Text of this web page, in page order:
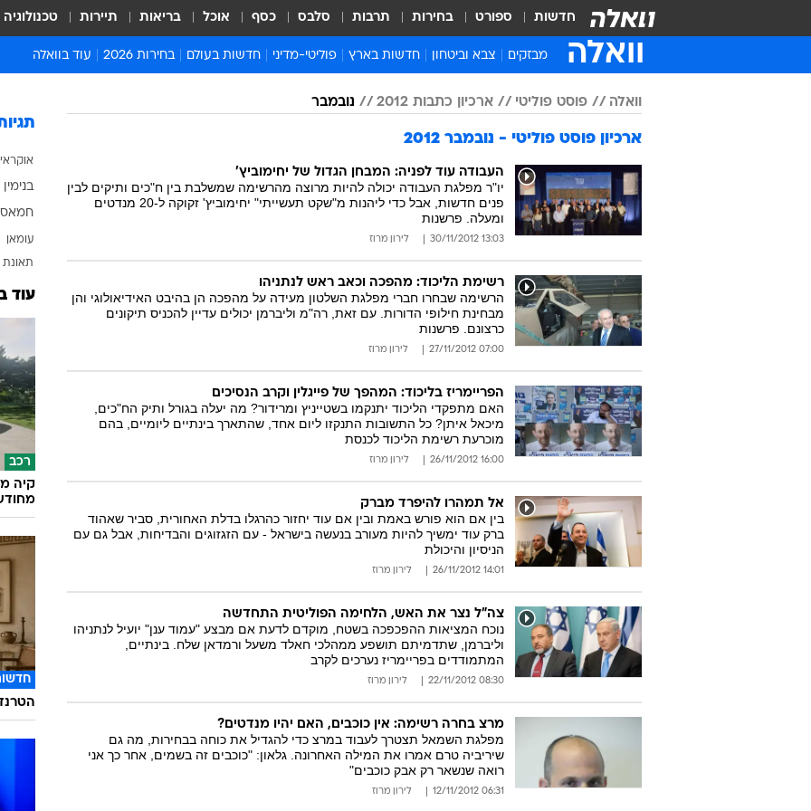
חדשות ספורט בחירות תרבות סלבס כסף אוכל בריאות תיירות טכנולוגיה
וואלה מבזקים צבא וביטחון חדשות בארץ
חדשות פלילים ומשפט
חינוך
ישראלים בחו"ל
בריאות
פוליטי-מדיני
יחסי חוץ
חדשות בעולם
אירופה
אסיה והפסיפיק
אפריקה
בחירות 2026 עוד בוואלה
סרי ושלזינגר
מדע וסביבה
לוח חופשות וחגים
חדשות יהדות
חדשות המשפט
המייל האדום
וואלה פוסט פוליטי ארכיון כתבות 2012 נובמבר
ארכיון פוסט פוליטי - נובמבר 2012
העבודה עוד לפניה: המבחן הגדול של יחימוביץ'
יו"ר מפלגת העבודה יכולה להיות מרוצה מהרשימה שמשלבת בין ח"כים ותיקים לבין
פנים חדשות, אבל כדי ליהנות מ"שקט תעשייתי" יחימוביץ' זקוקה ל-20 מנדטים
ומעלה. פרשנות
13:03 30/11/2012 לירון מרוז
רשימת הליכוד: מהפכה וכאב ראש לנתניהו
הרשימה שבחרו חברי מפלגת השלטון מעידה על מהפכה הן בהיבט האידיאולוגי והן
מבחינת חילופי הדורות. עם זאת, רה"מ וליברמן יכולים עדיין להכניס תיקונים
כרצונם. פרשנות
07:00 27/11/2012 לירון מרוז
הפריימריז בליכוד: המהפך של פייגלין וקרב הנסיכים
האם מתפקדי הליכוד יתנקמו בשטייניץ ומרידור? מה יעלה בגורל ותיק הח"כים,
מיכאל איתן? כל התשובות התנקזו ליום אחד, שהתארך בינתיים ליומיים, בהם
מוכרעת רשימת הליכוד לכנסת
16:00 26/11/2012 לירון מרוז
אל תמהרו להיפרד מברק
בין אם הוא פורש באמת ובין אם עוד יחזור כהרגלו בדלת האחורית, סביר שאהוד
ברק עוד ימשיך להיות מעורב בנעשה בישראל - עם הזגזוגים והבדיחות, אבל גם עם
הניסיון והיכולת
14:01 26/11/2012 לירון מרוז
צה"ל נצר את האש, הלחימה הפוליטית התחדשה
נוכח המציאות ההפכפכה בשטח, מוקדם לדעת אם מבצע "עמוד ענן" יועיל לנתניהו
וליברמן, שתדמיתם תושפע ממהלכי חאלד משעל ורמדאן שלח. בינתיים,
המתמודדים בפריימריז נערכים לקרב
08:30 22/11/2012 לירון מרוז
מרצ בחרה רשימה: אין כוכבים, האם יהיו מנדטים?
מפלגת השמאל תצטרך לעבוד במרצ כדי להגדיל את כוחה בבחירות, מה גם
שיריביה טרם אמרו את המילה האחרונה. גלאון: "כוכבים זה בשמים, אחר כך אני
רואה שנשאר רק אבק כוכבים"
06:31 12/11/2012 לירון מרוז
בנימין
חמאס
עומאן
תאונת
עוד
רכב
קיה